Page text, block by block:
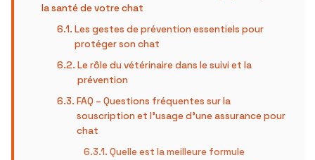
la santé de votre chat
Les gestes de prévention essentiels pour
protéger son chat
Le rôle du vétérinaire dans le suivi et la
prévention
FAQ – Questions fréquentes sur la
souscription et l’usage d’une assurance pour
chat
Quelle est la meilleure formule